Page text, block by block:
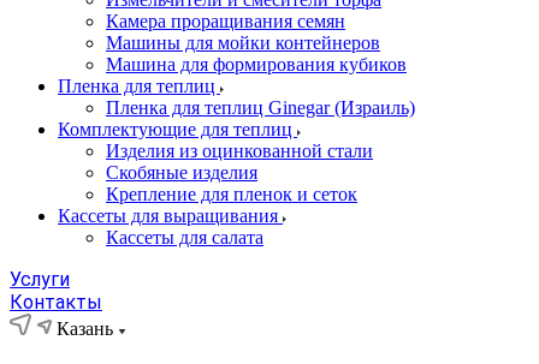
Камера проращивания семян
Машины для мойки контейнеров
Машина для формирования кубиков
Пленка для теплиц
Пленка для теплиц Ginegar (Израиль)
Комплектующие для теплиц
Изделия из оцинкованной стали
Скобяные изделия
Крепление для пленок и сеток
Кассеты для выращивания
Кассеты для салата
Услуги
Контакты
Казань